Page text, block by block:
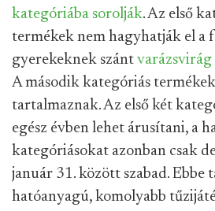
kategóriába sorolják. Az első
termékek nem hagyhatják el a
gyerekeknek szánt varázsvirág
A második kategóriás
tartalmaznak. Az első két
egész évben lehet árusítani, a
kategóriásokat azonban csak
január 31. között szabad. Ebbe
hatóanyagú, komolyabb